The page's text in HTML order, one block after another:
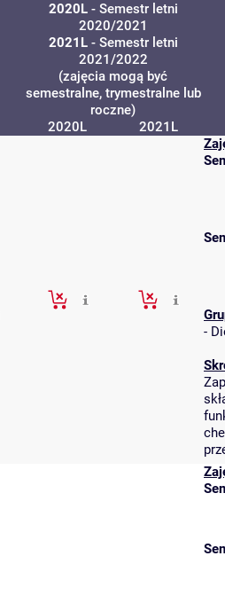
2020L- Semestr letni
2020/2021
2021L- Semestr letni
2021/2022
(zajęcia mogą być
semestralne, trymestralne lub
roczne)
2020L
2021L
-